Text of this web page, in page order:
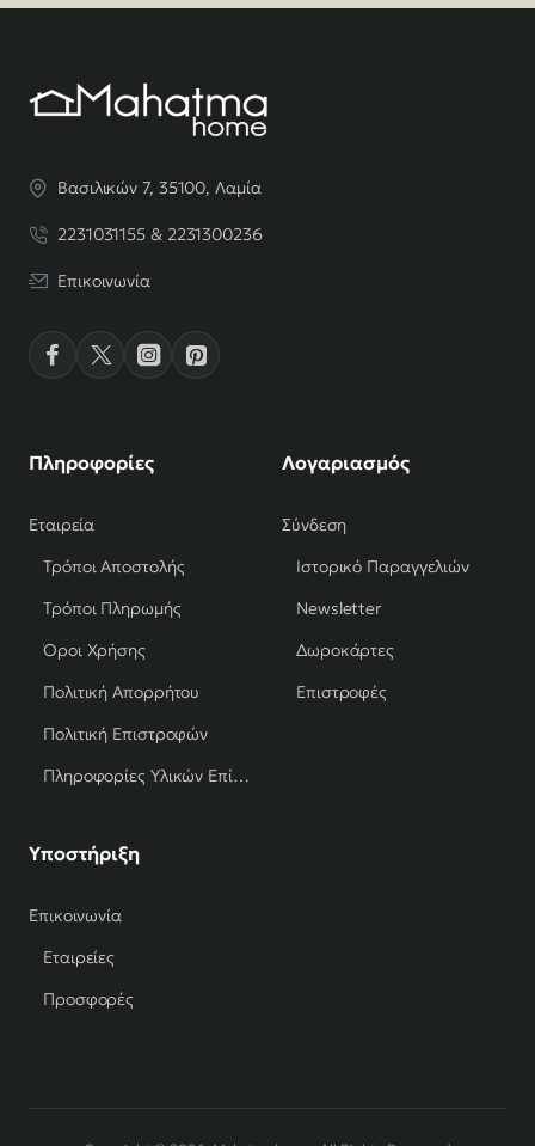
Βασιλικών 7, 35100, Λαμία
2231031155 & 2231300236
Επικοινωνία
Πληροφορίες
Εταιρεία
Τρόποι Αποστολής
Τρόποι Πληρωμής
Όροι Χρήσης
Πολιτική Απορρήτου
Πολιτική Επιστροφών
Πληροφορίες Υλικών Επίπλων
Λογαριασμός
Σύνδεση
Ιστορικό Παραγγελιών
Newsletter
Δωροκάρτες
Επιστροφές
Υποστήριξη
Επικοινωνία
Εταιρείες
Προσφορές